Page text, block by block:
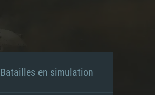
Batailles en simulation